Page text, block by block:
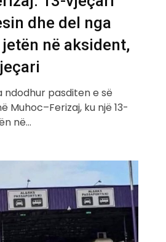
dhe del nga
në aksident,
ndodhur pasditen e së
Muhoc–Ferizaj, ku një 13-
në…